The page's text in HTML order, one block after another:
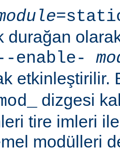
durağan
enable-
dizgesi
tire imleri
modülleri